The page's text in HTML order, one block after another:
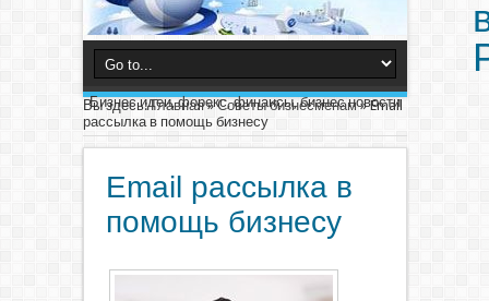
Бизнес идеи, форекс, финансы, бизнес новости
Вы здесь:Главная»Советы бизнесменам»Email
рассылка в помощь бизнесу
Email рассылка в
помощь бизнесу